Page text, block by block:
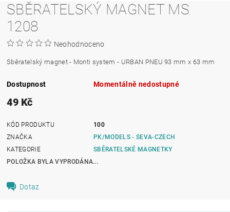
SBĚRATELSKÝ MAGNET MS
1208
Neohodnoceno
Sběratelský magnet - Monti system - URBAN PNEU 93 mm x 63 mm
Dostupnost Momentálně nedostupné
49 Kč
KÓD PRODUKTU
100
ZNAČKA
PK/MODELS - SEVA-CZECH
KATEGORIE
SBĚRATELSKÉ MAGNETKY
POLOŽKA BYLA VYPRODÁNA...
Dotaz